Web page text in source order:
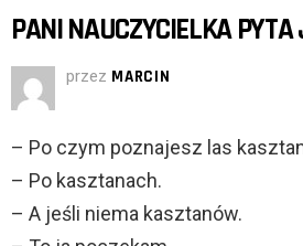
PANI NAUCZYCIELKA PYTA
przez MARCIN
– Po czym poznajesz las
– Po kasztanach.
– A jeśli niema kasztanów.